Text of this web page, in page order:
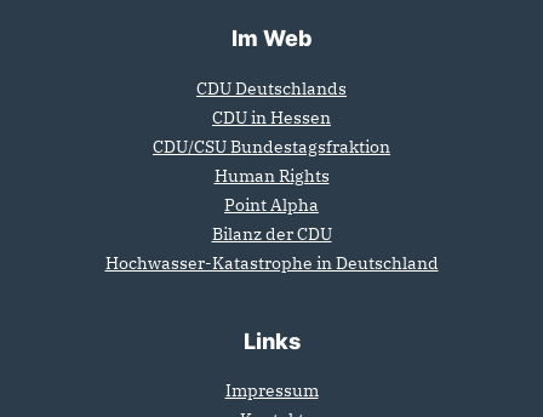
Im Web
CDU Deutschlands
CDU in Hessen
CDU/CSU Bundestagsfraktion
Human Rights
Point Alpha
Bilanz der CDU
Hochwasser-Katastrophe in Deutschland
Links
Impressum